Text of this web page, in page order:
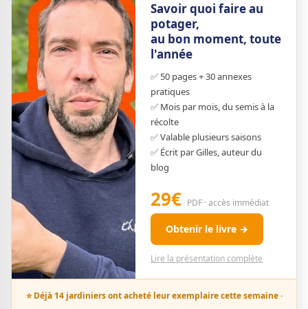
Savoir quoi faire au
potager,
au bon moment, toute
l'année
✅ 50 pages + 30 annexes
pratiques
✅ Mois par mois, du semis à la
récolte
✅ Valable plusieurs saisons
✅ Écrit par Gilles, auteur du
blog
29€ PDF · accès immédiat
Obtenir le livre →
Lire la présentation complète
⭐ Déjà 14 jardiniers ont acheté leur exemplaire cette semaine ·